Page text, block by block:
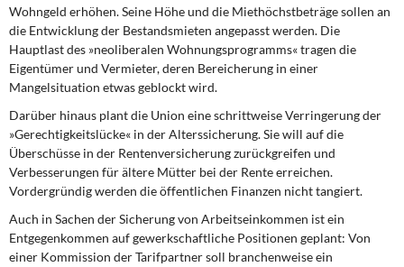
Wohngeld erhöhen. Seine Höhe und die Miethöchstbeträge sollen an
die Entwicklung der Bestandsmieten angepasst werden. Die
Hauptlast des »neoliberalen Wohnungsprogramms« tragen die
Eigentümer und Vermieter, deren Bereicherung in einer
Mangelsituation etwas geblockt wird.
Darüber hinaus plant die Union eine schrittweise Verringerung der
»Gerechtigkeitslücke« in der Alterssicherung. Sie will auf die
Überschüsse in der Rentenversicherung zurückgreifen und
Verbesserungen für ältere Mütter bei der Rente erreichen.
Vordergründig werden die öffentlichen Finanzen nicht tangiert.
Auch in Sachen der Sicherung von Arbeitseinkommen ist ein
Entgegenkommen auf gewerkschaftliche Positionen geplant: Von
einer Kommission der Tarifpartner soll branchenweise ein